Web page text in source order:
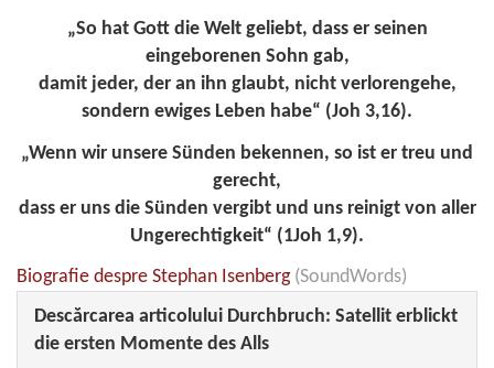
„So hat Gott die Welt geliebt, dass er seinen
eingeborenen Sohn gab,
damit jeder, der an ihn glaubt, nicht verlorengehe,
sondern ewiges Leben habe“ (Joh 3,16).
„Wenn wir unsere Sünden bekennen, so ist er treu und
gerecht,
dass er uns die Sünden vergibt und uns reinigt von aller
Ungerechtigkeit“ (1Joh 1,9).
Biografie despre Stephan Isenberg (SoundWords)
Descărcarea articolului Durchbruch: Satellit erblickt
die ersten Momente des Alls